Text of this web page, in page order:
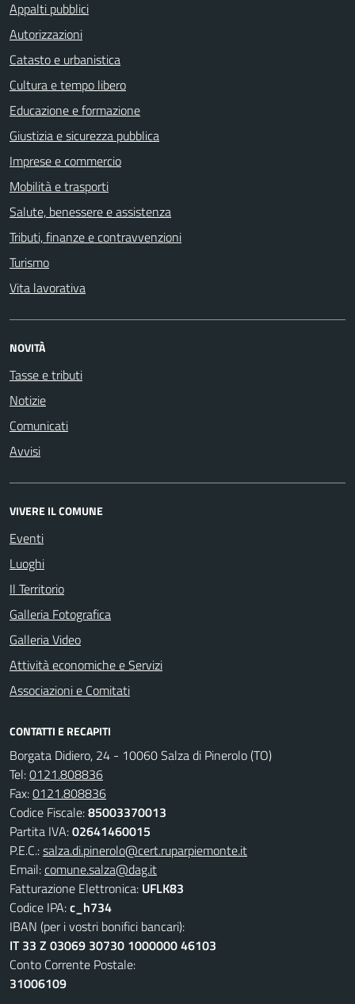
Appalti pubblici
Autorizzazioni
Catasto e urbanistica
Cultura e tempo libero
Educazione e formazione
Giustizia e sicurezza pubblica
Imprese e commercio
Mobilità e trasporti
Salute, benessere e assistenza
Tributi, finanze e contravvenzioni
Turismo
Vita lavorativa
NOVITÀ
Tasse e tributi
Notizie
Comunicati
Avvisi
VIVERE IL COMUNE
Eventi
Luoghi
Il Territorio
Galleria Fotografica
Galleria Video
Attività economiche e Servizi
Associazioni e Comitati
CONTATTI E RECAPITI
Borgata Didiero, 24 - 10060 Salza di Pinerolo (TO)
Tel:0121.808836
Fax:0121.808836
Codice Fiscale:85003370013
Partita IVA:02641460015
P.E.C.:salza.di.pinerolo@cert.ruparpiemonte.it
Email:comune.salza@dag.it
Fatturazione Elettronica: UFLK83
Codice IPA:c_h734
IBAN (per i vostri bonifici bancari):
IT 33 Z 03069 30730 1000000 46103
Conto Corrente Postale:
31006109